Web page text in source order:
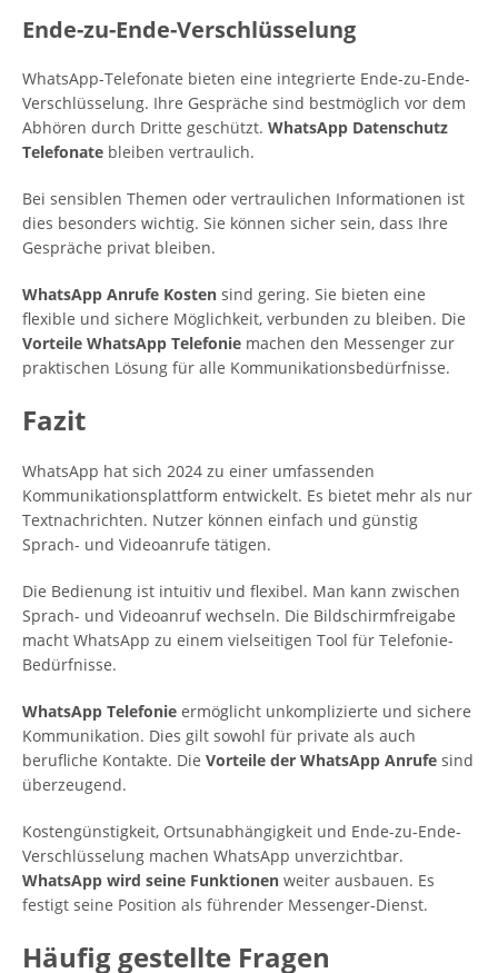
Ende-zu-Ende-Verschlüsselung
WhatsApp-Telefonate bieten eine integrierte Ende-zu-Ende-
Verschlüsselung. Ihre Gespräche sind bestmöglich vor dem
Abhören durch Dritte geschützt. WhatsApp Datenschutz
Telefonate bleiben vertraulich.
Bei sensiblen Themen oder vertraulichen Informationen ist
dies besonders wichtig. Sie können sicher sein, dass Ihre
Gespräche privat bleiben.
WhatsApp Anrufe Kosten sind gering. Sie bieten eine
flexible und sichere Möglichkeit, verbunden zu bleiben. Die
Vorteile WhatsApp Telefonie machen den Messenger zur
praktischen Lösung für alle Kommunikationsbedürfnisse.
Fazit
WhatsApp hat sich 2024 zu einer umfassenden
Kommunikationsplattform entwickelt. Es bietet mehr als nur
Textnachrichten. Nutzer können einfach und günstig
Sprach- und Videoanrufe tätigen.
Die Bedienung ist intuitiv und flexibel. Man kann zwischen
Sprach- und Videoanruf wechseln. Die Bildschirmfreigabe
macht WhatsApp zu einem vielseitigen Tool für Telefonie-
Bedürfnisse.
WhatsApp Telefonie ermöglicht unkomplizierte und sichere
Kommunikation. Dies gilt sowohl für private als auch
berufliche Kontakte. Die Vorteile der WhatsApp Anrufe sind
überzeugend.
Kostengünstigkeit, Ortsunabhängigkeit und Ende-zu-Ende-
Verschlüsselung machen WhatsApp unverzichtbar.
WhatsApp wird seine Funktionen weiter ausbauen. Es
festigt seine Position als führender Messenger-Dienst.
Häufig gestellte Fragen